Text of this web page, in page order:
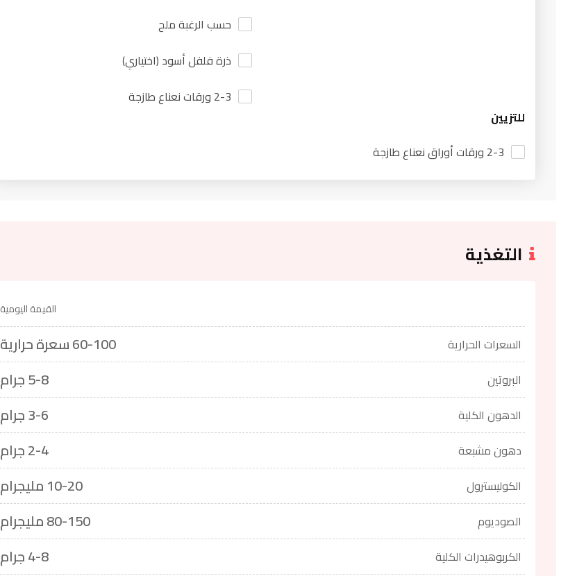
حسب الرغبة ملح
ذرة فلفل أسود (اختياري)
2-3 ورقات نعناع طازجة
للتزيين
2-3 ورقات أوراق نعناع طازجة
التغذية
القيمة اليومية
السعرات الحرارية 60-100 سعرة حرارية
البروتين 5-8 جرام
الدهون الكلية 3-6 جرام
دهون مشبعة 2-4 جرام
الكوليسترول 10-20 مليجرام
الصوديوم 80-150 مليجرام
الكربوهيدرات الكلية 4-8 جرام